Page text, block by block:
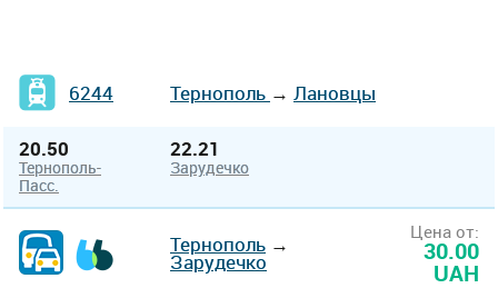
6244 Тернополь → Лановцы
20.50
Тернополь-
Пасс.
22.21
Зарудечко
Тернополь →
Зарудечко
Цена от:
30.00
UAH